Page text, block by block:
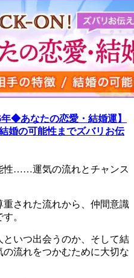
◆あなたの恋愛・結婚運】
婚の可能性までズバリお伝
性……運気の流れとチャンス
重された流れから、仲間意識
。
いつ出会うのか、そして結
流れをつかむために大切な